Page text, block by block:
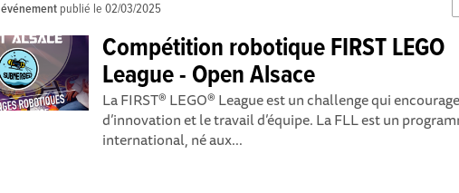
événement publié le02/03/2025
Compétition robotique FIRST LEGO
League - Open Alsace
La FIRST® LEGO® League est un challenge qui
d’innovation et le travail d’équipe. La FLL est un
international, né aux...